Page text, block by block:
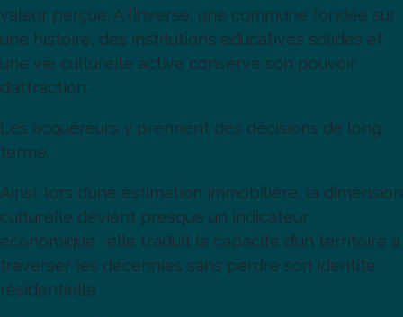
valeur perçue. À l’inverse, une commune fondée sur
une histoire, des institutions éducatives solides et
une vie culturelle active conserve son pouvoir
d’attraction.
Les acquéreurs y prennent des décisions de long
terme.
Ainsi, lors d’une estimation immobilière, la dimension
culturelle devient presque un indicateur
économique : elle traduit la capacité d’un territoire à
traverser les décennies sans perdre son identité
résidentielle.